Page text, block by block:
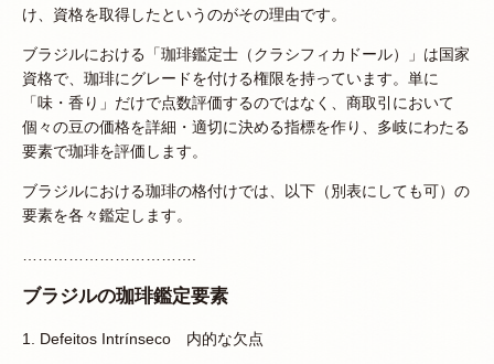
け、資格を取得したというのがその理由です。
ブラジルにおける「珈琲鑑定士（クラシフィカドール）」は国家
資格で、珈琲にグレードを付ける権限を持っています。単に
「味・香り」だけで点数評価するのではなく、商取引において
個々の豆の価格を詳細・適切に決める指標を作り、多岐にわたる
要素で珈琲を評価します。
ブラジルにおける珈琲の格付けでは、以下（別表にしても可）の
要素を各々鑑定します。
ブラジルの珈琲鑑定要素
1. Defeitos Intrínseco 内的な欠点